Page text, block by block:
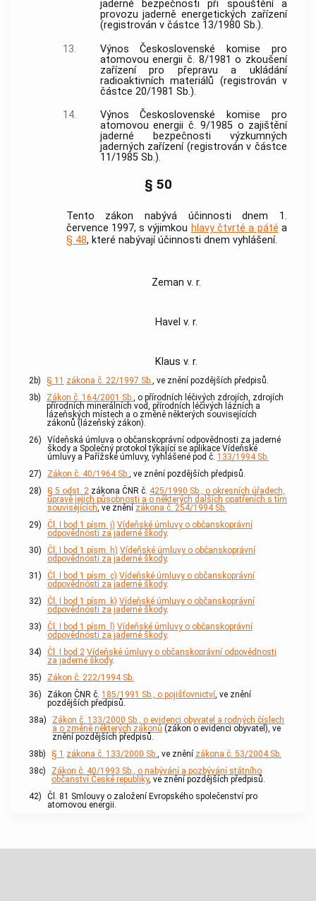
jaderné bezpečnosti při spouštění a
provozu jaderně energetických zařízení
(registrován v částce 13/1980 Sb.).
13.
Výnos Československé komise pro
atomovou energii č. 8/1981 o zkoušení
zařízení pro přepravu a ukládání
radioaktivních materiálů (registrován v
částce 20/1981 Sb.).
14.
Výnos Československé komise pro
atomovou energii č. 9/1985 o zajištění
jaderné bezpečnosti výzkumných
jaderných zařízení (registrován v částce
11/1985 Sb.).
§ 50
Tento zákon nabývá účinnosti dnem 1.
července 1997, s výjimkou hlavy čtvrté a páté a
§ 48, které nabývají účinnosti dnem vyhlášení.
Zeman v. r.
Havel v. r.
Klaus v. r.
2b) § 11 zákona č. 22/1997 Sb., ve znění pozdějších předpisů.
3b)
Zákon č. 164/2001 Sb., o přírodních léčivých zdrojích, zdrojích
přírodních minerálních vod, přírodních léčivých lázních a
lázeňských místech a o změně některých souvisejících
zákonů (lázeňský zákon).
26)
Vídeňská úmluva o občanskoprávní odpovědnosti za jaderné
škody a Společný protokol týkající se aplikace Vídeňské
úmluvy a Pařížské úmluvy, vyhlášené pod č. 133/1994 Sb.
27)
Zákon č. 40/1964 Sb., ve znění pozdějších předpisů.
28)
§ 5 odst. 2 zákona ČNR č. 425/1990 Sb., o okresních úřadech,
úpravě jejich působnosti a o některých dalších opatřeních s tím
souvisejících, ve znění zákona č. 254/1994 Sb.
29)
Čl. I bod 1 písm. j) Vídeňské úmluvy o občanskoprávní
odpovědnosti za jaderné škody.
30)
Čl. I bod 1 písm. h) Vídeňské úmluvy o občanskoprávní
odpovědnosti za jaderné škody.
31)
Čl. I bod 1 písm. c) Vídeňské úmluvy o občanskoprávní
odpovědnosti za jaderné škody.
32)
Čl. I bod 1 písm. k) Vídeňské úmluvy o občanskoprávní
odpovědnosti za jaderné škody.
33)
Čl. I bod 1 písm. l) Vídeňské úmluvy o občanskoprávní
odpovědnosti za jaderné škody.
34)
Čl. I bod 2 Vídeňské úmluvy o občanskoprávní odpovědnosti
za jaderné škody.
35)
Zákon č. 222/1994 Sb.
36)
Zákon ČNR č. 185/1991 Sb., o pojišťovnictví, ve znění
pozdějších předpisů.
38a)
Zákon č. 133/2000 Sb., o evidenci obyvatel a rodných číslech
a o změně některých zákonů (zákon o evidenci obyvatel), ve
znění pozdějších předpisů.
38b)
§ 1 zákona č. 133/2000 Sb., ve znění zákona č. 53/2004 Sb.
38c)
Zákon č. 40/1993 Sb., o nabývání a pozbývání státního
občanství České republiky, ve znění pozdějších předpisů.
42)
Čl. 81 Smlouvy o založení Evropského společenství pro
atomovou energii.